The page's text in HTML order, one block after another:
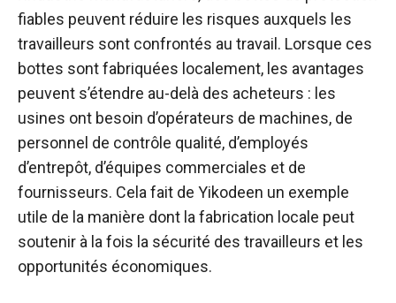
fiables peuvent réduire les risques auxquels les
travailleurs sont confrontés au travail. Lorsque ces
bottes sont fabriquées localement, les avantages
peuvent s’étendre au-delà des acheteurs : les
usines ont besoin d’opérateurs de machines, de
personnel de contrôle qualité, d’employés
d’entrepôt, d’équipes commerciales et de
fournisseurs. Cela fait de Yikodeen un exemple
utile de la manière dont la fabrication locale peut
soutenir à la fois la sécurité des travailleurs et les
opportunités économiques.